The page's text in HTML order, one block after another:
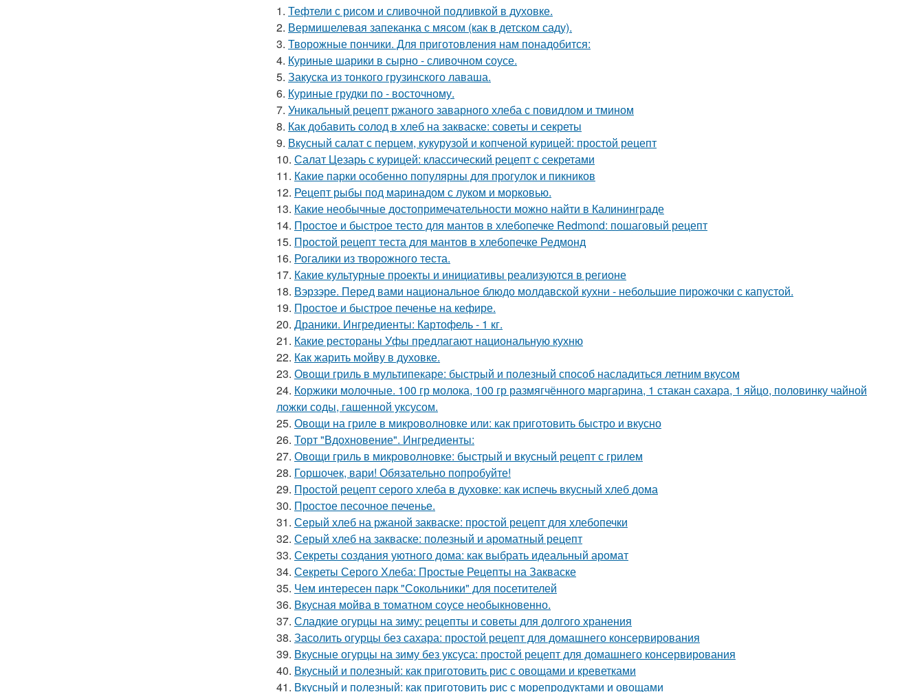
1. Тефтели с рисом и сливочной подливкой в духовке.
2. Вермишелевая запеканка с мясом (как в детском саду).
3. Творожные пончики. Для приготовления нам понадобится:
4. Куриные шарики в сырно - сливочном соусе.
5. Закуска из тонкого грузинского лаваша.
6. Куриные грудки по - восточному.
7. Уникальный рецепт ржаного заварного хлеба с повидлом и тмином
8. Как добавить солод в хлеб на закваске: советы и секреты
9. Вкусный салат с перцем, кукурузой и копченой курицей: простой рецепт
10. Салат Цезарь с курицей: классический рецепт с секретами
11. Какие парки особенно популярны для прогулок и пикников
12. Рецепт рыбы под маринадом с луком и морковью.
13. Какие необычные достопримечательности можно найти в Калининграде
14. Простое и быстрое тесто для мантов в хлебопечке Redmond: пошаговый рецепт
15. Простой рецепт теста для мантов в хлебопечке Редмонд
16. Рогалики из творожного теста.
17. Какие культурные проекты и инициативы реализуются в регионе
18. Вэрзэре. Перед вами национальное блюдо молдавской кухни - небольшие пирожочки с капустой.
19. Простое и быстрое печенье на кефире.
20. Драники. Ингредиенты: Картофель - 1 кг.
21. Какие рестораны Уфы предлагают национальную кухню
22. Как жарить мойву в духовке.
23. Овощи гриль в мультипекаре: быстрый и полезный способ насладиться летним вкусом
24. Коржики молочные. 100 гр молока, 100 гр размягчённого маргарина, 1 стакан сахара, 1 яйцо, половинку чайной
ложки соды, гашенной уксусом.
25. Овощи на гриле в микроволновке или: как приготовить быстро и вкусно
26. Торт "Вдохновение". Ингредиенты:
27. Овощи гриль в микроволновке: быстрый и вкусный рецепт с грилем
28. Горшочек, вари! Обязательно попробуйте!
29. Простой рецепт серого хлеба в духовке: как испечь вкусный хлеб дома
30. Простое песочное печенье.
31. Серый хлеб на ржаной закваске: простой рецепт для хлебопечки
32. Серый хлеб на закваске: полезный и ароматный рецепт
33. Секреты создания уютного дома: как выбрать идеальный аромат
34. Секреты Серого Хлеба: Простые Рецепты на Закваске
35. Чем интересен парк "Сокольники" для посетителей
36. Вкусная мойва в томатном соусе необыкновенно.
37. Сладкие огурцы на зиму: рецепты и советы для долгого хранения
38. Засолить огурцы без сахара: простой рецепт для домашнего консервирования
39. Вкусные огурцы на зиму без уксуса: простой рецепт для домашнего консервирования
40. Вкусный и полезный: как приготовить рис с овощами и креветками
41. Вкусный и полезный: как приготовить рис с морепродуктами и овощами